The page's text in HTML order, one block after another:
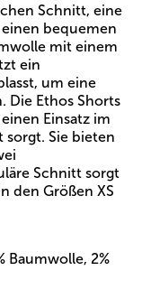
Schnitt, eine
bequemen
mit einem
ein
um eine
Die Ethos Shorts
Einsatz im
Sie bieten
Schnitt sorgt
den Größen XS
Baumwolle, 2%